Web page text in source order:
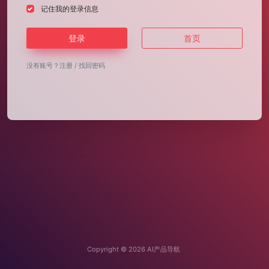
记住我的登录信息
登录 首页
没有账号？ 注册 / 找回密码
Copyright © 2026 AI产品导航